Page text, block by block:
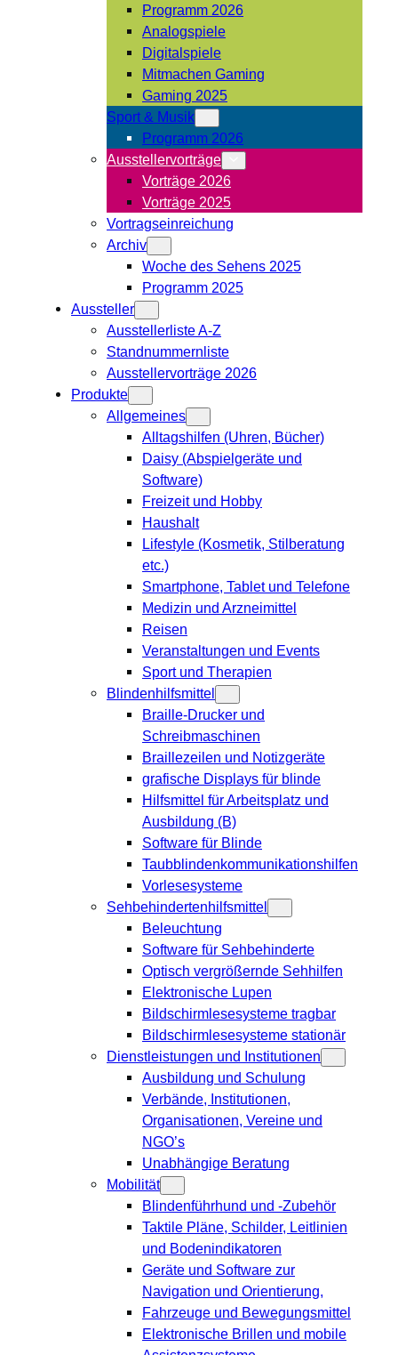
Programm 2026
Analogspiele
Digitalspiele
Mitmachen Gaming
Gaming 2025
Sport & Musik
Programm 2026
Ausstellervorträge
Vorträge 2026
Vorträge 2025
Vortragseinreichung
Archiv
Woche des Sehens 2025
Programm 2025
Aussteller
Ausstellerliste A-Z
Standnummernliste
Ausstellervorträge 2026
Produkte
Allgemeines
Alltagshilfen (Uhren, Bücher)
Daisy (Abspielgeräte und
Software)
Freizeit und Hobby
Haushalt
Lifestyle (Kosmetik, Stilberatung
etc.)
Smartphone, Tablet und Telefone
Medizin und Arzneimittel
Reisen
Veranstaltungen und Events
Sport und Therapien
Blindenhilfsmittel
Braille-Drucker und
Schreibmaschinen
Braillezeilen und Notizgeräte
grafische Displays für blinde
Hilfsmittel für Arbeitsplatz und
Ausbildung (B)
Software für Blinde
Taubblindenkommunikationshilfen
Vorlesesysteme
Sehbehindertenhilfsmittel
Beleuchtung
Software für Sehbehinderte
Optisch vergrößernde Sehhilfen
Elektronische Lupen
Bildschirmlesesysteme tragbar
Bildschirmlesesysteme stationär
Dienstleistungen und Institutionen
Ausbildung und Schulung
Verbände, Institutionen,
Organisationen, Vereine und
NGO’s
Unabhängige Beratung
Mobilität
Blindenführhund und -Zubehör
Taktile Pläne, Schilder, Leitlinien
und Bodenindikatoren
Geräte und Software zur
Navigation und Orientierung,
Fahrzeuge und Bewegungsmittel
Elektronische Brillen und mobile